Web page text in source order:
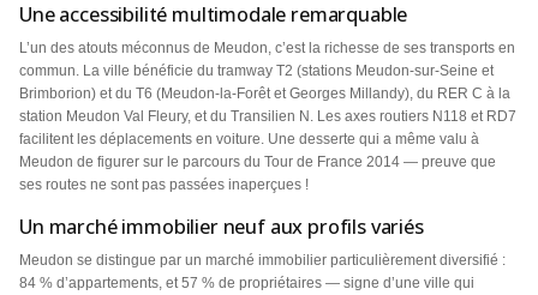
Une accessibilité multimodale remarquable
L’un des atouts méconnus de Meudon, c’est la richesse de ses transports en
commun. La ville bénéficie du tramway T2 (stations Meudon-sur-Seine et
Brimborion) et du T6 (Meudon-la-Forêt et Georges Millandy), du RER C à la
station Meudon Val Fleury, et du Transilien N. Les axes routiers N118 et RD7
facilitent les déplacements en voiture. Une desserte qui a même valu à
Meudon de figurer sur le parcours du Tour de France 2014 — preuve que
ses routes ne sont pas passées inaperçues !
Un marché immobilier neuf aux profils variés
Meudon se distingue par un marché immobilier particulièrement diversifié :
84 % d’appartements, et 57 % de propriétaires — signe d’une ville qui